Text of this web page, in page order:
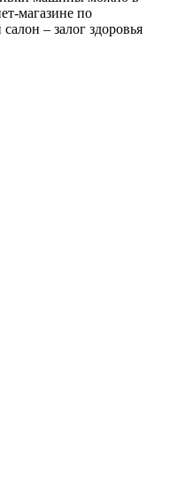
магазине по
– залог здоровья